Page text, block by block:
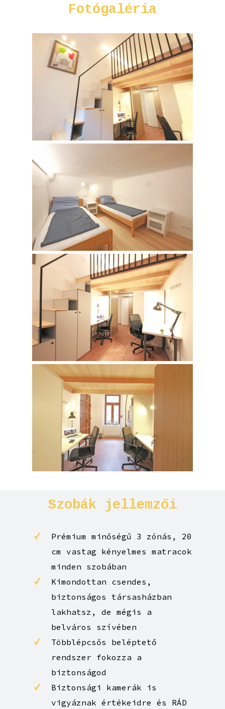
Fotógaléria
Szobák jellemzői
Prémium minőségű 3 zónás, 20
cm vastag kényelmes matracok
minden szobában
Kimondottan csendes,
biztonságos társasházban
lakhatsz, de mégis a
belváros szívében
Többlépcsős beléptető
rendszer fokozza a
biztonságod
Biztonsági kamerák is
vigyáznak értékeidre és RÁD